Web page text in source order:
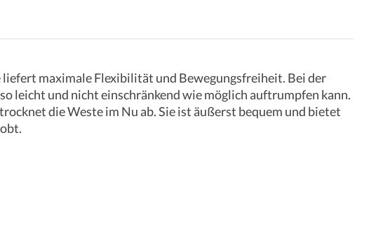
maximale Flexibilität und Bewegungsfreiheit. Bei der
leicht und nicht einschränkend wie möglich auftrumpfen kann.
die Weste im Nu ab. Sie ist äußerst bequem und bietet